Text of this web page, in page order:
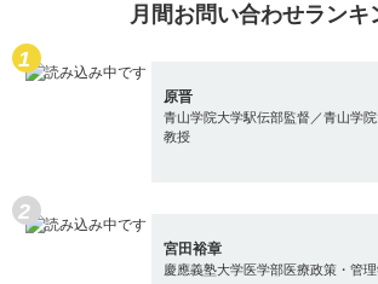
月間お問い合わせランキ
原晋
青山学院大学駅伝部監督／青山学
教授
宮田裕章
慶應義塾大学医学部医療政策・管